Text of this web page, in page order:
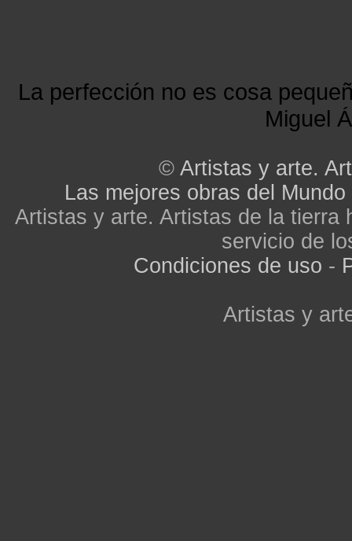
La perfección no es cosa
Miguel
© Artistas y arte.
Las mejores obras del Mundo
Artistas y arte. Artistas de la tierra
servicio de
Condiciones de uso -
Artistas y